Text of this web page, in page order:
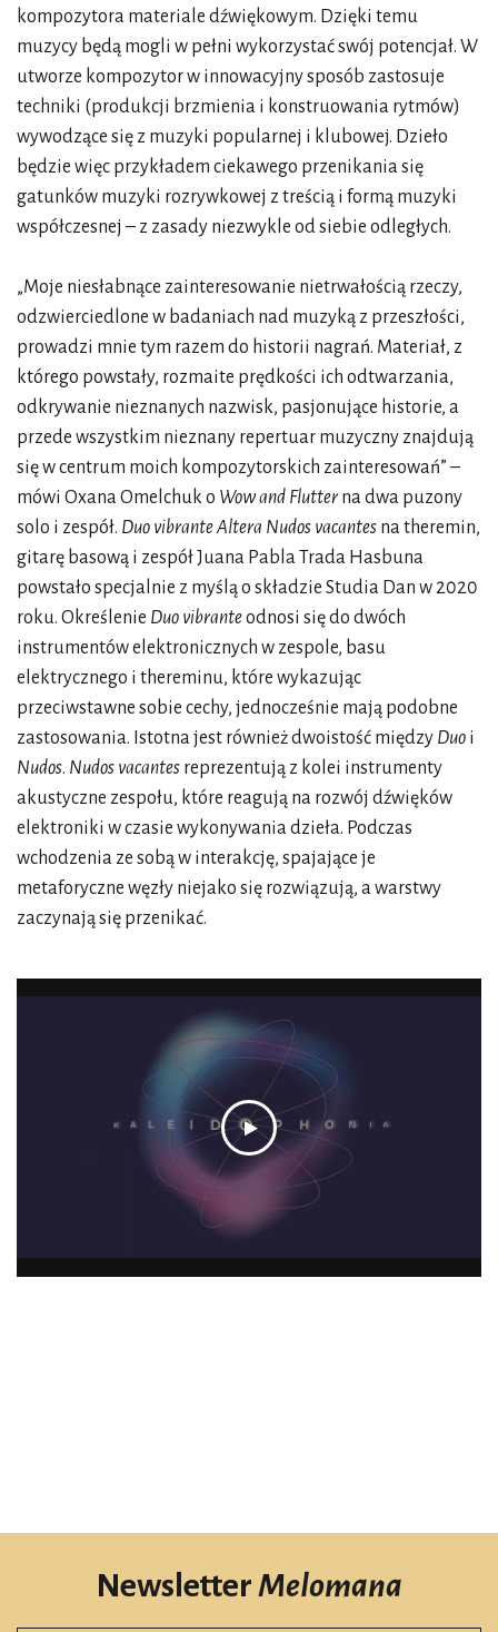
kompozytora materiale dźwiękowym. Dzięki temu
muzycy będą mogli w pełni wykorzystać swój potencjał. W
utworze kompozytor w innowacyjny sposób zastosuje
techniki (produkcji brzmienia i konstruowania rytmów)
wywodzące się z muzyki popularnej i klubowej. Dzieło
będzie więc przykładem ciekawego przenikania się
gatunków muzyki rozrywkowej z treścią i formą muzyki
współczesnej – z zasady niezwykle od siebie odległych.
„Moje niesłabnące zainteresowanie nietrwałością rzeczy,
odzwierciedlone w badaniach nad muzyką z przeszłości,
prowadzi mnie tym razem do historii nagrań. Materiał, z
którego powstały, rozmaite prędkości ich odtwarzania,
odkrywanie nieznanych nazwisk, pasjonujące historie, a
przede wszystkim nieznany repertuar muzyczny znajdują
się w centrum moich kompozytorskich zainteresowań” –
mówi Oxana Omelchuk o Wow and Flutterna dwa puzony
solo i zespół. Duo vibrante Altera Nudos vacantes na theremin,
gitarę basową i zespół Juana Pabla Trada Hasbuna
powstało specjalnie z myślą o składzie Studia Dan w 2020
roku. Określenie Duo vibranteodnosi się do dwóch
instrumentów elektronicznych w zespole, basu
elektrycznego i thereminu, które wykazując
przeciwstawne sobie cechy, jednocześnie mają podobne
zastosowania. Istotna jest również dwoistość między Duo i
Nudos. Nudos vacantes reprezentują z kolei instrumenty
akustyczne zespołu, które reagują na rozwój dźwięków
elektroniki w czasie wykonywania dzieła. Podczas
wchodzenia ze sobą w interakcję, spajające je
metaforyczne węzły niejako się rozwiązują, a warstwy
zaczynają się przenikać.
NewsletterMelomana